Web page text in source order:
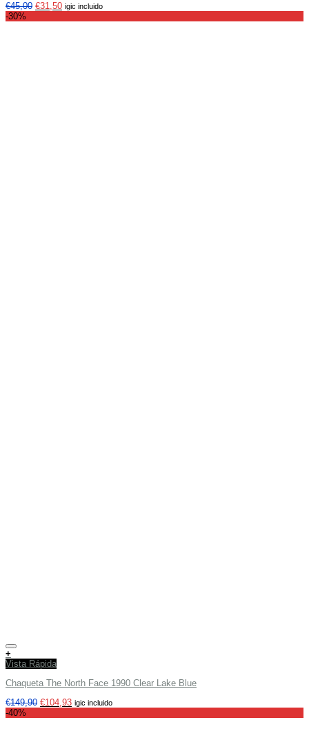
€45,00 €31,50 igic incluido
-30%
+
Vista Rápida
Chaqueta The North Face 1990 Clear Lake Blue
€149,90 €104,93 igic incluido
-40%